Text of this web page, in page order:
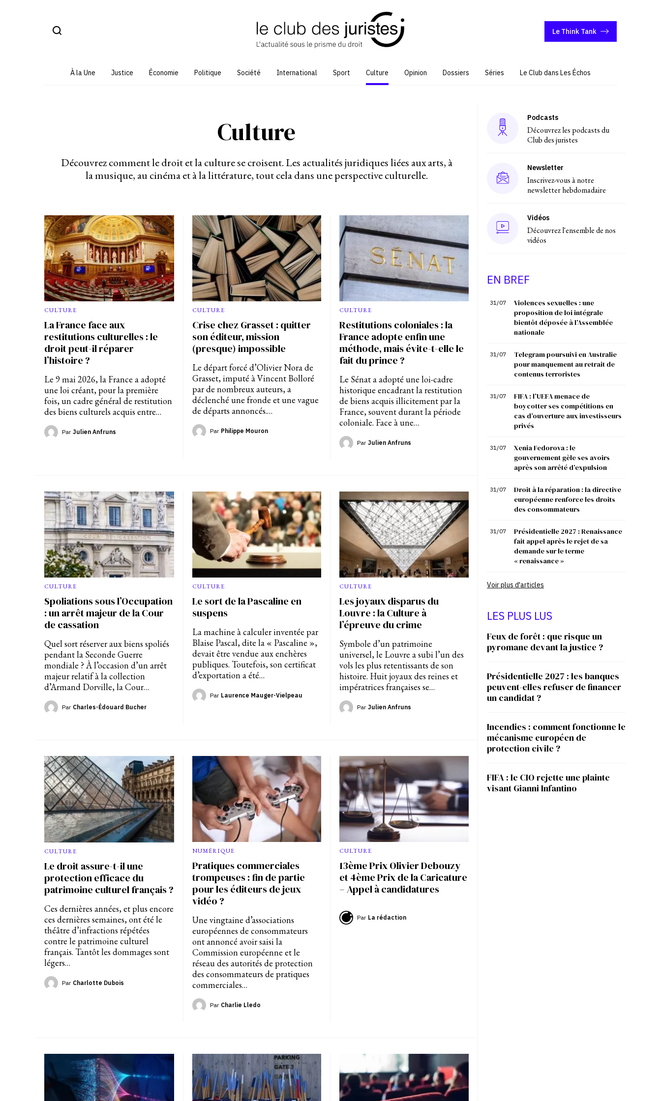
Le Think Tank
À la Une Justice Économie Politique Société International Sport Culture Opinion Dossiers Séries Le Club dans Les Échos
Culture
Découvrez comment le droit et la culture se croisent. Les actualités juridiques liées aux arts, à
la musique, au cinéma et à la littérature, tout cela dans une perspective culturelle.
CULTURE
La France face aux
restitutions culturelles : le
droit peut-il réparer
l’histoire ?
Le 9 mai 2026, la France a adopté
une loi créant, pour la première
fois, un cadre général de restitution
des biens culturels acquis entre…
Par Julien Anfruns
CULTURE
Crise chez Grasset : quitter
son éditeur, mission
(presque) impossible
Le départ forcé d’Olivier Nora de
Grasset, imputé à Vincent Bolloré
par de nombreux auteurs, a
déclenché une fronde et une vague
de départs annoncés.…
Par Philippe Mouron
CULTURE
Restitutions coloniales : la
France adopte enfin une
méthode, mais évite-t-elle le
fait du prince ?
Le Sénat a adopté une loi-cadre
historique encadrant la restitution
de biens acquis illicitement par la
France, souvent durant la période
coloniale. Face à une…
Par Julien Anfruns
CULTURE
Spoliations sous l’Occupation
: un arrêt majeur de la Cour
de cassation
Quel sort réserver aux biens spoliés
pendant la Seconde Guerre
mondiale ? À l’occasion d’un arrêt
majeur relatif à la collection
d’Armand Dorville, la Cour…
Par Charles-Édouard Bucher
CULTURE
Le sort de la Pascaline en
suspens
La machine à calculer inventée par
Blaise Pascal, dite la « Pascaline »,
devait être vendue aux enchères
publiques. Toutefois, son certificat
d’exportation a été…
Par Laurence Mauger-Vielpeau
CULTURE
Les joyaux disparus du
Louvre : la Culture à
l’épreuve du crime
Symbole d’un patrimoine
universel, le Louvre a subi l’un des
vols les plus retentissants de son
histoire. Huit joyaux des reines et
impératrices françaises se…
Par Julien Anfruns
CULTURE
Le droit assure-t-il une
protection efficace du
patrimoine culturel français ?
Ces dernières années, et plus encore
ces dernières semaines, ont été le
théâtre d’infractions répétées
contre le patrimoine culturel
français. Tantôt les dommages sont
légers…
Par Charlotte Dubois
NUMÉRIQUE
Pratiques commerciales
trompeuses : fin de partie
pour les éditeurs de jeux
vidéo ?
Une vingtaine d’associations
européennes de consommateurs
ont annoncé avoir saisi la
Commission européenne et le
réseau des autorités de protection
des consommateurs de pratiques
commerciales…
Par Charlie Lledo
CULTURE
13ème Prix Olivier Debouzy
et 4ème Prix de la Caricature
– Appel à candidatures
Par La rédaction
Podcasts
Découvrez les podcasts du
Club des juristes
Newsletter
Inscrivez-vous à notre
newsletter hebdomadaire
Vidéos
Découvrez l'ensemble de nos
vidéos
EN BREF
31/07
Violences sexuelles : une
proposition de loi intégrale
bientôt déposée à l’Assemblée
nationale
31/07
Telegram poursuivi en Australie
pour manquement au retrait de
contenus terroristes
31/07
FIFA : l’UEFA menace de
boycotter ses compétitions en
cas d’ouverture aux investisseurs
privés
31/07
Xenia Fedorova : le
gouvernement gèle ses avoirs
après son arrêté d’expulsion
31/07
Droit à la réparation : la directive
européenne renforce les droits
des consommateurs
31/07
Présidentielle 2027 : Renaissance
fait appel après le rejet de sa
demande sur le terme
« renaissance »
Voir plus d'articles
LES PLUS LUS
Feux de forêt : que risque un
pyromane devant la justice ?
Présidentielle 2027 : les banques
peuvent-elles refuser de financer
un candidat ?
Incendies : comment fonctionne le
mécanisme européen de
protection civile ?
FIFA : le CIO rejette une plainte
visant Gianni Infantino